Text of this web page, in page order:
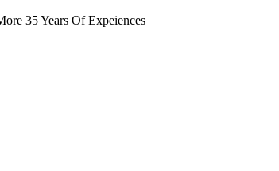
35 Years Of Expeiences